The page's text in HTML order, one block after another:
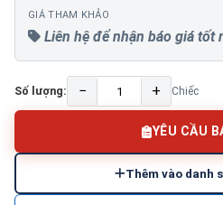
GIÁ THAM KHẢO
Liên hệ để nhận báo giá tốt
Số lượng: − + Chiếc
YÊU CẦU
Thêm vào danh